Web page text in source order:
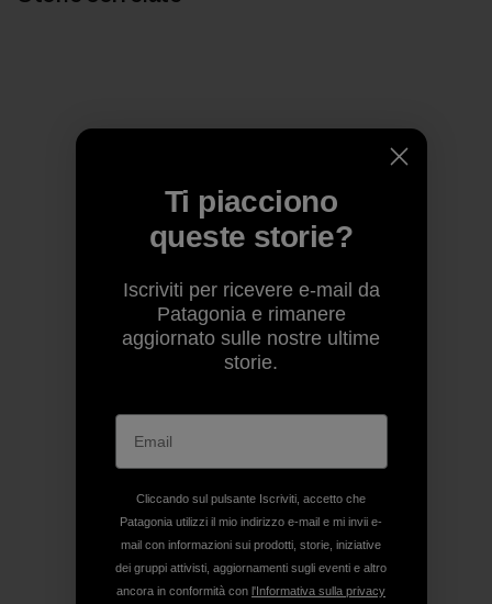
Ti piacciono
queste storie?
Iscriviti per ricevere e-mail da
Patagonia e rimanere
aggiornato sulle nostre ultime
storie.
Cliccando sul pulsante Iscriviti, accetto che
Patagonia utilizzi il mio indirizzo e-mail e mi invii e-
mail con informazioni sui prodotti, storie, iniziative
dei gruppi attivisti, aggiornamenti sugli eventi e altro
ancora in conformità con l'Informativa sulla privacy